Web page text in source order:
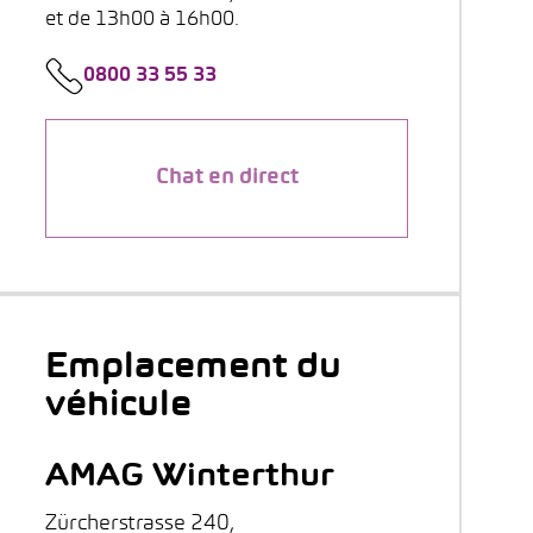
et de 13h00 à 16h00.
0800 33 55 33
Chat en direct
Emplacement du
véhicule
AMAG Winterthur
Zürcherstrasse 240,